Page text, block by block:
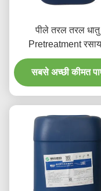
पीले तरल तरल धातु
Pretreatment
एल्यूमीनियम सफाई
सबसे अच्छी कीमत